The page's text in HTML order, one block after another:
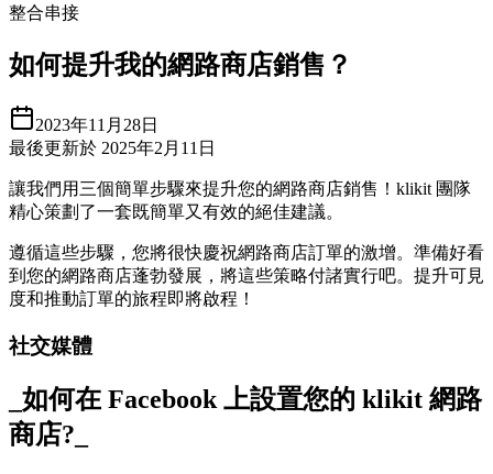
整合串接
如何提升我的網路商店銷售？
2023年11月28日
最後更新於 2025年2月11日
讓我們用三個簡單步驟來提升您的網路商店銷售！klikit 團隊
精心策劃了一套既簡單又有效的絕佳建議。
遵循這些步驟，您將很快慶祝網路商店訂單的激增。準備好看
到您的網路商店蓬勃發展，將這些策略付諸實行吧。提升可見
度和推動訂單的旅程即將啟程！
社交媒體
_如何在 Facebook 上設置您的 klikit 網路
商店?_